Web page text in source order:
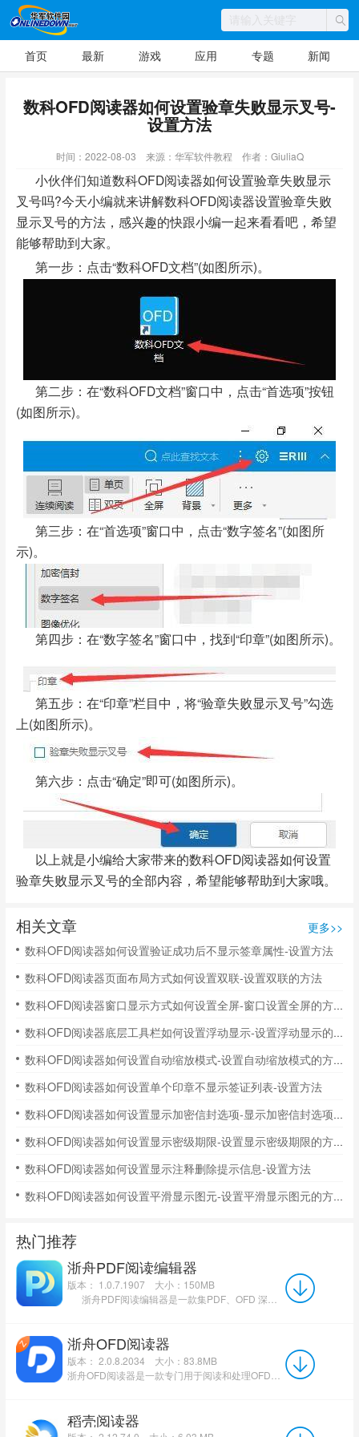
首页 最新 游戏 应用 专题 新闻
数科OFD阅读器如何设置验章失败显示叉号-
设置方法
时间：2022-08-03 来源：华军软件教程 作者：GiuliaQ
小伙伴们知道数科OFD阅读器如何设置验章失败显示
叉号吗?今天小编就来讲解数科OFD阅读器设置验章失败
显示叉号的方法，感兴趣的快跟小编一起来看看吧，希望
能够帮助到大家。
第一步：点击“数科OFD文档”(如图所示)。
第二步：在“数科OFD文档”窗口中，点击“首选项”按钮
(如图所示)。
第三步：在“首选项”窗口中，点击“数字签名”(如图所
示)。
第四步：在“数字签名”窗口中，找到“印章”(如图所示)。
第五步：在“印章”栏目中，将“验章失败显示叉号”勾选
上(如图所示)。
第六步：点击“确定”即可(如图所示)。
以上就是小编给大家带来的数科OFD阅读器如何设置
验章失败显示叉号的全部内容，希望能够帮助到大家哦。
相关文章
更多>>
数科OFD阅读器如何设置验证成功后不显示签章属性-设置方法
数科OFD阅读器页面布局方式如何设置双联-设置双联的方法
数科OFD阅读器窗口显示方式如何设置全屏-窗口设置全屏的方法
数科OFD阅读器底层工具栏如何设置浮动显示-设置浮动显示的方法
数科OFD阅读器如何设置自动缩放模式-设置自动缩放模式的方法
数科OFD阅读器如何设置单个印章不显示签证列表-设置方法
数科OFD阅读器如何设置显示加密信封选项-显示加密信封选项的方法
数科OFD阅读器如何设置显示密级期限-设置显示密级期限的方法
数科OFD阅读器如何设置显示注释删除提示信息-设置方法
数科OFD阅读器如何设置平滑显示图元-设置平滑显示图元的方法
热门推荐
浙舟PDF阅读编辑器
版本： 1.0.7.1907
大小：150MB
浙舟OFD阅读器
版本： 2.0.8.2034
大小：83.8MB
稻壳阅读器